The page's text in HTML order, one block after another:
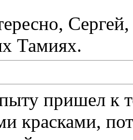
Тамиях.
пришел к
красками,